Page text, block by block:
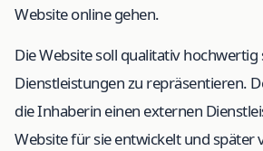
Website online gehen.
Die Website soll qualitativ hochwertig
Dienstleistungen zu repräsentieren.
die Inhaberin einen externen
Website für sie entwickelt und später